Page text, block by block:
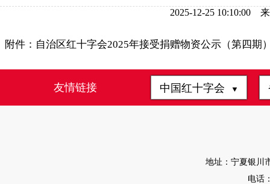
2025-12-25 10:10:00
附件： 自治区红十字会2025年接受捐赠物资公示（第四期
友情链接 中国红十字会 ▼
地址：宁夏银川
电话